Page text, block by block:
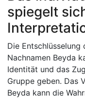
spiegelt
Die Entschlüsselung
Nachnamen Beyda
Identität und das
Gruppe geben. Das
Beyda kann die